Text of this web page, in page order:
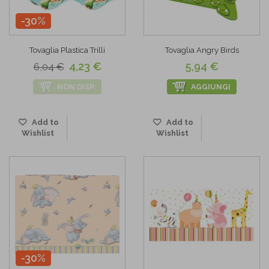
-30%
Tovaglia Plastica Trilli
6,04 € 4,23 €
NON DISP.
Add to
Wishlist
Tovaglia Angry Birds
5,94 €
AGGIUNGI
Add to
Wishlist
-30%